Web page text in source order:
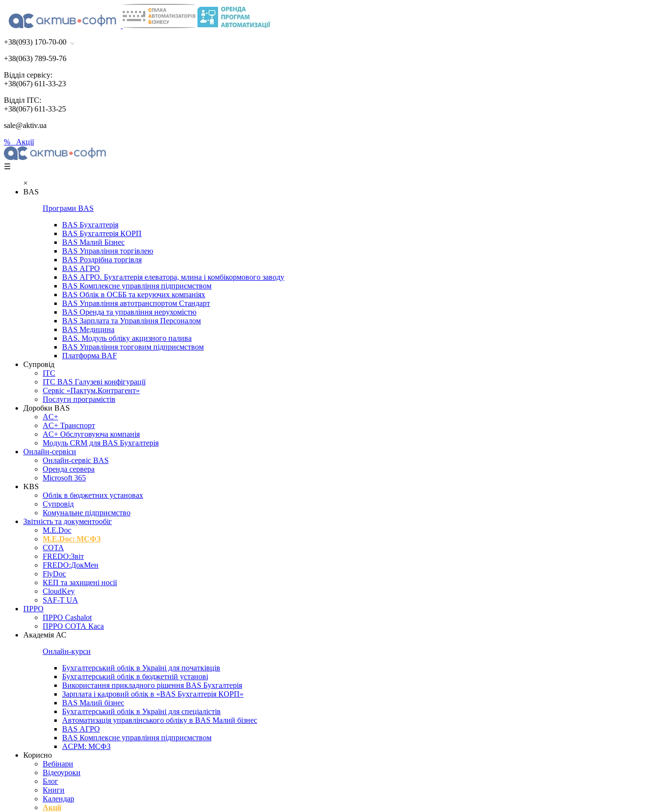
+38(093) 170-70-00
+38(063) 789-59-76
Відділ сервісу:
+38(067) 611-33-23
Відділ ІТС:
+38(067) 611-33-25
sale@aktiv.ua
% Акції
☰
×
BAS
Програми BAS
BAS Бухгалтерія
BAS Бухгалтерія КОРП
BAS Малий Бізнес
BAS Управління торгівлею
BAS Роздрібна торгівля
BAS АГРО
BAS АГРО. Бухгалтерія елеватора, млина і комбікормового заводу
BAS Комплексне управління підприємством
BAS Облік в ОСББ та керуючих компаніях
BAS Управління автотранспортом Стандарт
BAS Оренда та управління нерухомістю
BAS Зарплата та Управління Персоналом
BAS Медицина
BAS. Модуль обліку акцизного палива
BAS Управління торговим підприємством
Платформа BAF
Супровід
ІТС
ІТС BAS Галузеві конфігурації
Сервіс «Пактум.Контрагент»
Послуги програмістів
Доробки BAS
AC+
AC+ Транспорт
AC+ Обслуговуюча компанія
Модуль CRM для BAS Бухгалтерія
Онлайн-сервіси
Онлайн-сервіс BAS
Оренда сервера
Microsoft 365
KBS
Облік в бюджетних установах
Супровід
Комунальне підприємство
Звітність та документообіг
M.Е.Doc
M.E.Doc: МСФЗ
СОТА
FREDO:Звіт
FREDO:ДокМен
FlyDoc
КЕП та захищені носії
CloudKey
SAF-T UA
ПРРО
ПРРО Cashalot
ПРРО СОТА Каса
Академія АС
Онлайн-курси
Бухгалтерський облік в Україні для початківців
Бухгалтерський облік в бюджетній установі
Використання прикладного рішення BAS Бухгалтерія
Зарплата і кадровий облік в «BAS Бухгалтерія КОРП»
BAS Малий бізнес
Бухгалтерський облік в Україні для спеціалістів
Автоматизація управлінського обліку в BAS Малий бізнес
BAS АГРО
BAS Комплексне управління підприємством
ACPM: МСФЗ
Корисно
Вебінари
Відеоуроки
Блог
Книги
Календар
Акції